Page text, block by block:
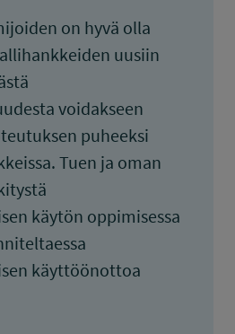
on hyvä olla
uusiin
voidakseen
puheeksi
Tuen ja oman
käytön oppimisessa
käyttöönottoa